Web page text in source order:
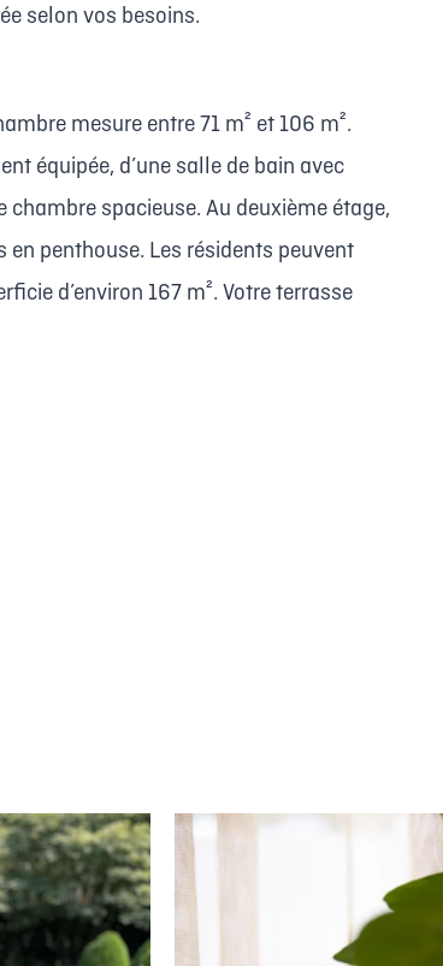
selon vos besoins.
mesure entre 71 m² et 106 m².
équipée, d’une salle de bain avec
chambre spacieuse. Au deuxième étage,
penthouse. Les résidents peuvent
d’environ 167 m². Votre terrasse